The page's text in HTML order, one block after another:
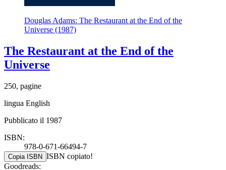
Douglas Adams: The Restaurant at the End of the
Universe (1987)
The Restaurant at the End of the
Universe
250, pagine
lingua English
Pubblicato il 1987
ISBN:
978-0-671-66494-7
Copia ISBN ISBN copiato!
Goodreads: